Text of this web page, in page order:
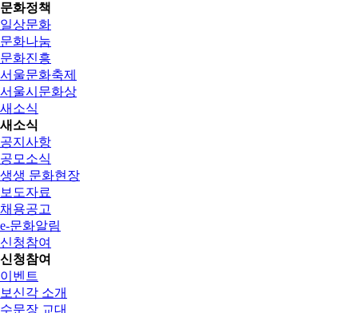
문화정책
일상문화
문화나눔
문화진흥
서울문화축제
서울시문화상
새소식
새소식
공지사항
공모소식
생생 문화현장
보도자료
채용공고
e-문화알림
신청참여
신청참여
이벤트
보신각 소개
수문장 교대